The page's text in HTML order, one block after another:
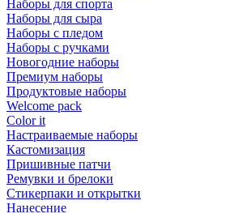
Наборы для спорта
Наборы для сыра
Наборы с пледом
Наборы с ручками
Новогодние наборы
Премиум наборы
Продуктовые наборы
Welcome pack
Color it
Настраиваемые наборы
Кастомизация
Пришивные патчи
Ремувки и брелоки
Стикерпаки и открытки
Нанесение